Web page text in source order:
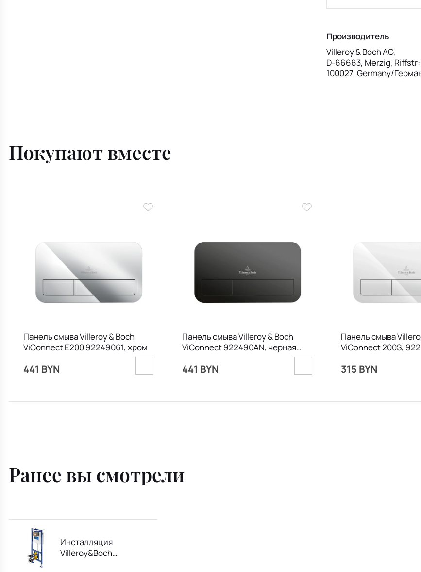
Производитель
Villeroy & Boch AG,
D-66663, Merzig,
100027, Germany/
Покупают вместе
Панель смыва Villeroy & Boch
ViConnect E200 92249061, хром
441 BYN
Панель смыва Villeroy & Boch
ViConnect 922490AN, черная
441 BYN
Панель смыва
ViConnect 200S,
315 BYN
Ранее вы смотрели
Инсталляция
Villeroy&Boch